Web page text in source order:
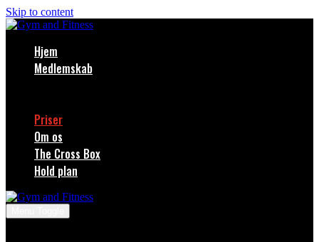
Skip to content
Hjem
Medlemskab
Priser
Om os
The Cross Box
Hold plan